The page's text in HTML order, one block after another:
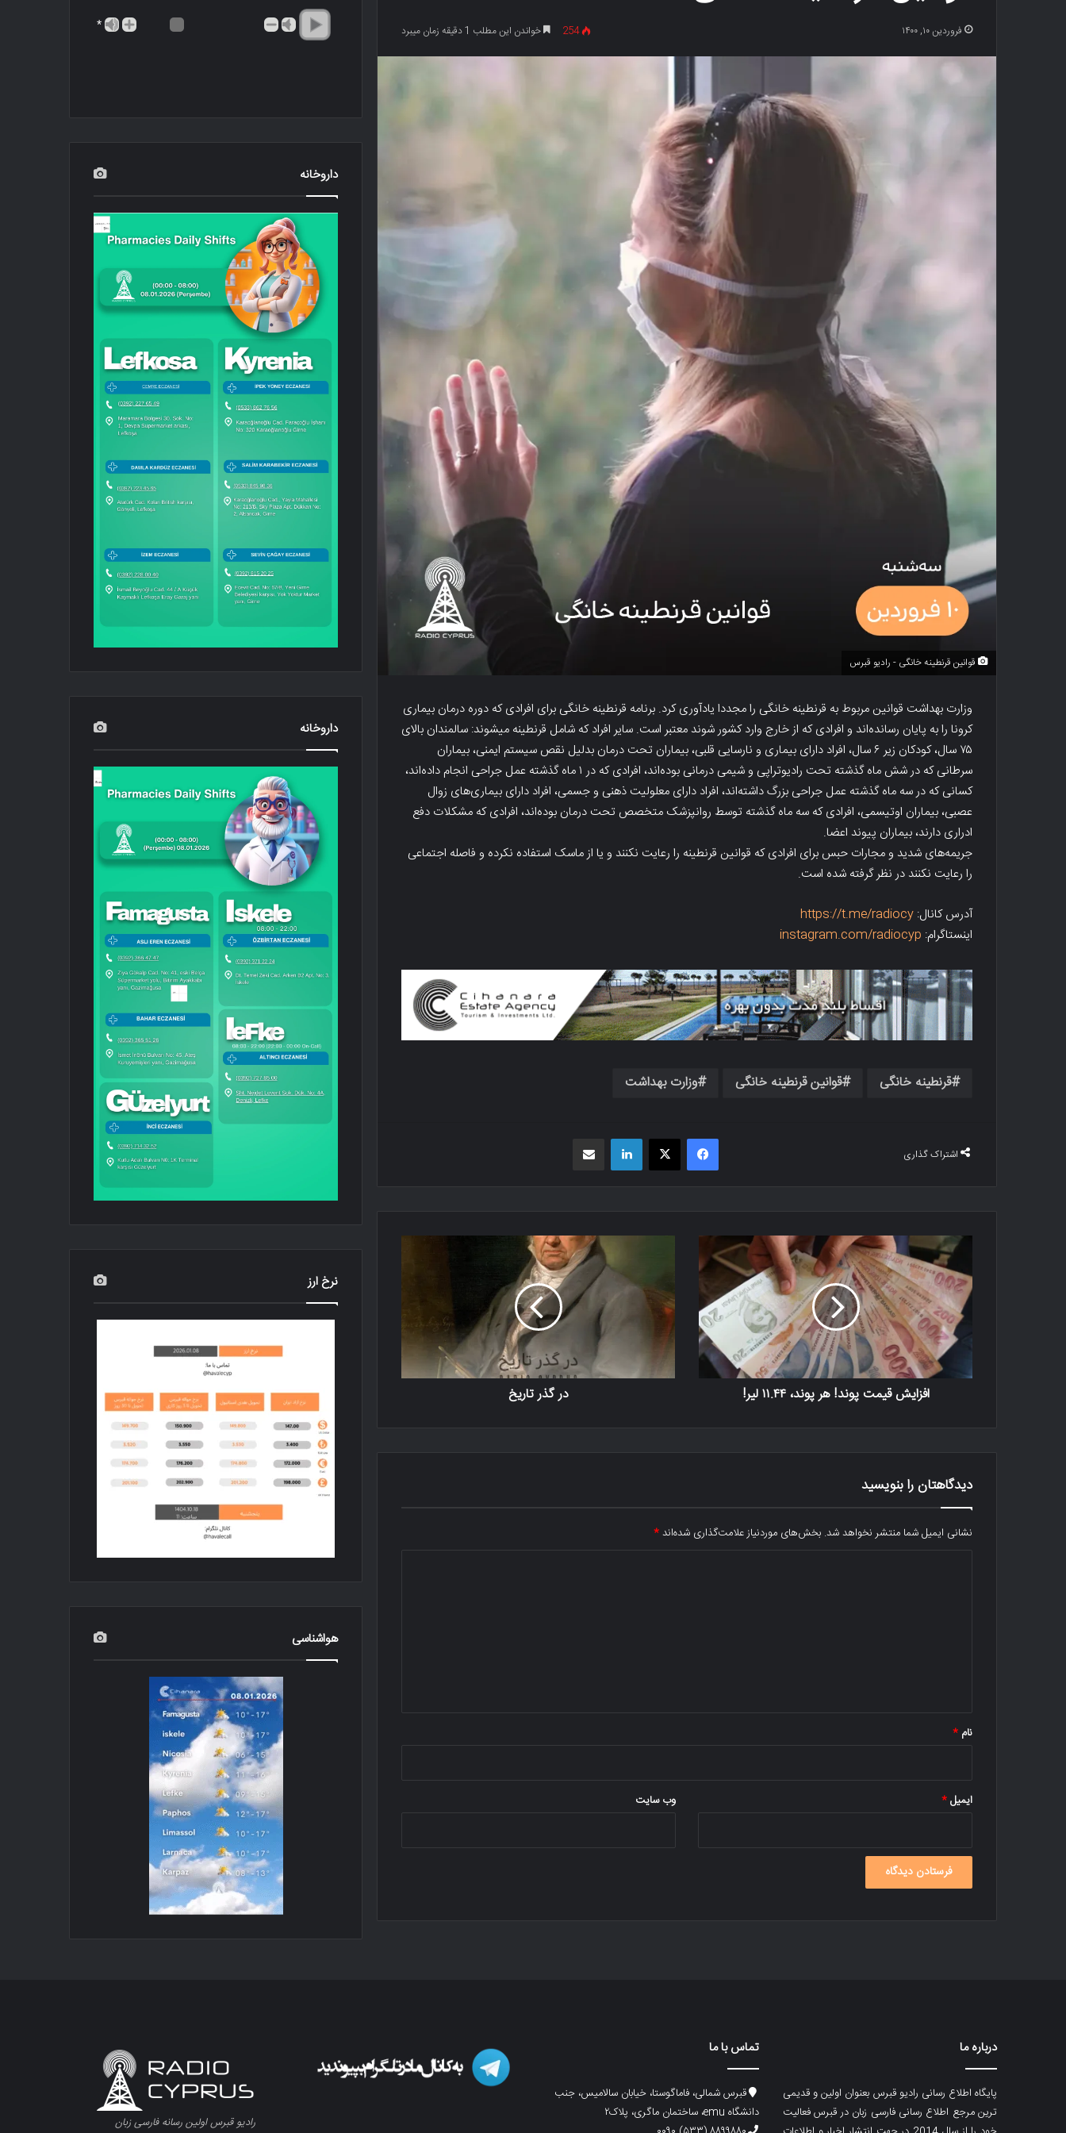
فروردین ۱۰, ۱۴۰۰ 254 خواندن این مطلب 1 دقیقه زمان میبرد
قوانین قرنطینه خانگی - رادیو قبرس
وزارت بهداشت قوانین مربوط به قرنطینه خانگی را مجددا یادآوری کرد. برنامه قرنطینه خانگی برای افرادی که دوره درمان بیماری
کرونا را به پایان رسانده‌اند و افرادی که از خارج وارد کشور شوند معتبر است. سایر افراد که شامل قرنطینه میشوند: سالمندان بالای
۷۵ سال، کودکان زیر ۶ سال، افراد دارای بیماری و نارسایی قلبی، بیماران تحت درمان بدلیل نقص سیستم ایمنی، بیماران
سرطانی که در شش ماه گذشته تحت رادیوتراپی و شیمی درمانی بوده‌اند، افرادی که در ۱ ماه گذشته عمل جراحی انجام داده‌اند،
کسانی که در سه ماه گذشته عمل جراحی بزرگ داشته‌اند، افراد دارای معلولیت ذهنی و جسمی، افراد دارای بیماری‌های زوال
عصبی، بیماران اوتیسمی، افرادی که سه ماه گذشته توسط روانپزشک متخصص تحت درمان بوده‌اند، افرادی که مشکلات دفع
ادراری دارند، بیماران پیوند اعضا.
جریمه‌های شدید و مجارات حبس برای افرادی که قوانین قرنطینه را رعایت نکنند و یا از ماسک استفاده نکرده و فاصله اجتماعی
را رعایت نکنند در نظر گرفته شده است.
آدرس کانال: https://t.me/radiocy
اینستاگرام: instagram.com/radiocyp
قرنطینه خانگی قوانین قرنطینه خانگی وزارت بهداشت
اشتراک گذاری
فیسبوک X لینکدین
افزایش قیمت پوند! هر پوند، ۱۱.۴۴ لیر! در گذر تاریخ
دیدگاهتان را بنویسید
نشانی ایمیل شما منتشر نخواهد شد. بخش‌های موردنیاز علامت‌گذاری شده‌اند*
نام *
ایمیل* وب‌ سایت
*
داروخانه
داروخانه
نرخ ارز
هواشناسی
درباره ما
پایگاه اطلاع رسانی رادیو قبرس بعنوان اولین و قدیمی
ترین مرجع اطلاع رسانی فارسی زبان در قبرس فعالیت
تماس با ما
قبرس شمالی، فاماگوستا، خیابان سالامیس، جنب
دانشگاه emu، ساختمان ماگری، پلاک۲
رادیو قبرس اولین رسانه فارسی زبان